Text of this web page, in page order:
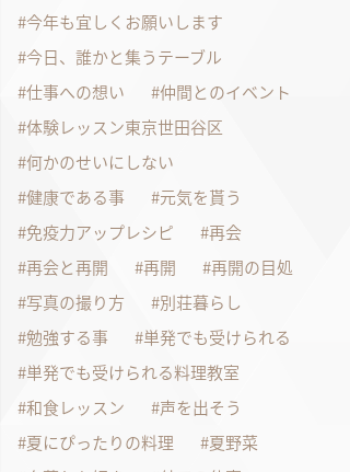
今年も宜しくお願いします
今日、誰かと集うテーブル
仕事への想い
仲間とのイベント
体験レッスン東京世田谷区
何かのせいにしない
健康である事
元気を貰う
免疫力アップレシピ
再会
再会と再開
再開
再開の目処
写真の撮り方
別荘暮らし
勉強する事
単発でも受けられる
単発でも受けられる料理教室
和食レッスン
声を出そう
夏にぴったりの料理
夏野菜